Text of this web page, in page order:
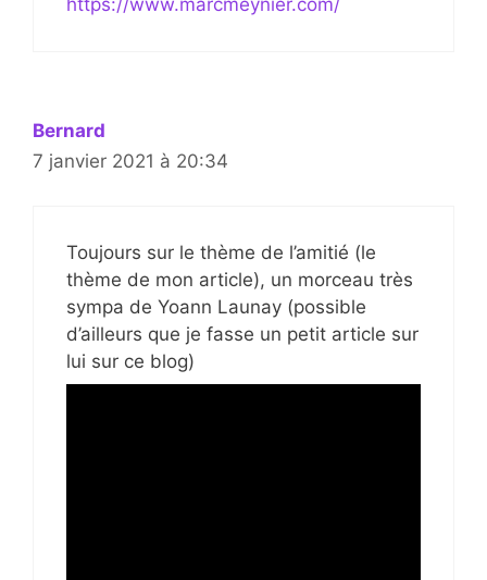
https://www.marcmeynier.com/
Bernard
7 janvier 2021 à 20:34
Toujours sur le thème de l’amitié (le
thème de mon article), un morceau très
sympa de Yoann Launay (possible
d’ailleurs que je fasse un petit article sur
lui sur ce blog)